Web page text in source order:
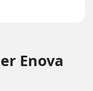
Enova